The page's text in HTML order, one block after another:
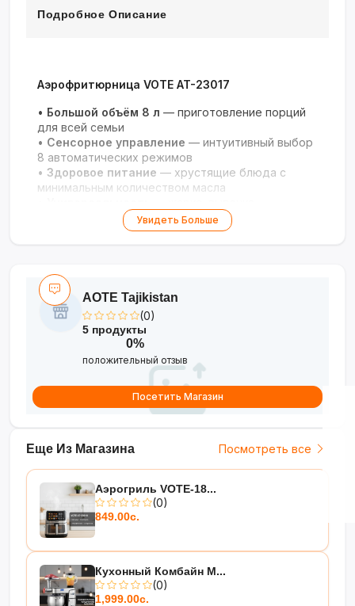
Подробное Описание
Аэрофритюрница VOTE AT-23017
• Большой объём 8 л — приготовление порций
для всей семьи
• Сенсорное управление — интуитивный выбор
8 автоматических режимов
• Здоровое питание — хрустящие блюда с
минимальным количеством масла
разморозка и подогрев
— съёмные части, удобные для
Увидеть Больше
Еще Из Магазина Посмотреть все
Аэрогриль VOTE-18...
(0)
849.00с.
Кухонный Комбайн М...
(0)
1,999.00с.
AOTE Tajikistan
(0)
5 продукты
0%
положительный отзыв
Посетить Магазин